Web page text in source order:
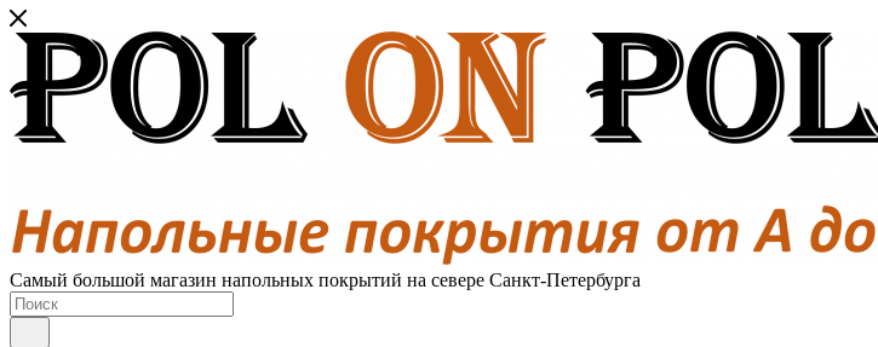
Самый большой магазин напольных покрытий на севере Санкт-Петербурга